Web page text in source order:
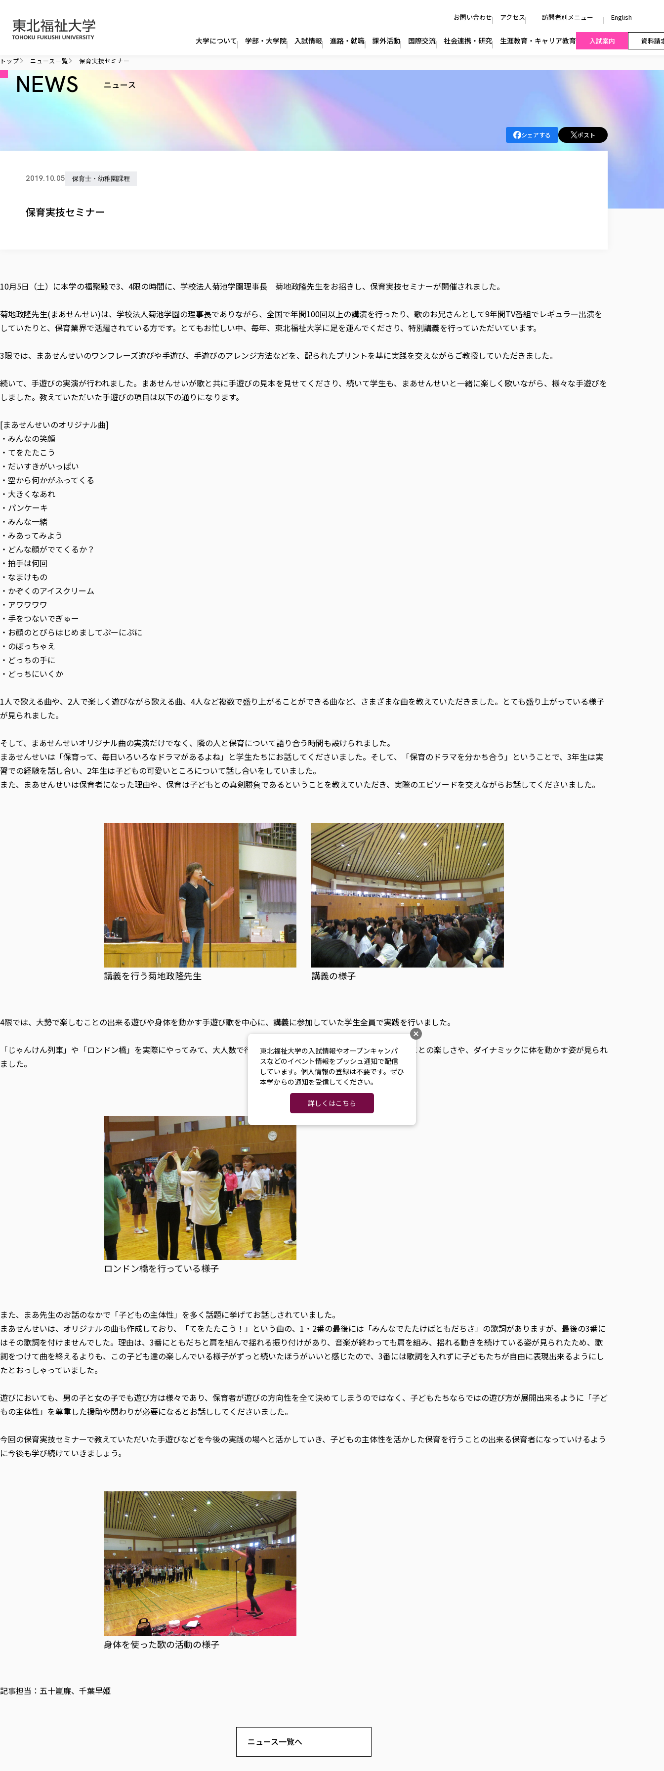
お問い合わせ アクセス 訪問者別メニュー English
大学について 学部・大学院 入試情報 進路・就職 課外活動 国際交流 社会連携・研究 生涯教育・キャリア教育 入試案内 資料請
トップ ニュース一覧 保育実技セミナー
NEWS ニュース
シェアする ポスト
2019.10.05 保育士・幼稚園課程
保育実技セミナー
10月5日（土）に本学の福聚殿で3、4限の時間に、学校法人菊池学園理事長 菊地政隆先生をお招きし、保育実技セミナーが開催されました。
菊地政隆先生(まあせんせい)は、学校法人菊池学園の理事長でありながら、全国で年間100回以上の講演を行ったり、歌のお兄さんとして9年間TV番組でレギュラー出演を
していたりと、保育業界で活躍されている方です。とてもお忙しい中、毎年、東北福祉大学に足を運んでくださり、特別講義を行っていただいています。
3限では、まあせんせいのワンフレーズ遊びや手遊び、手遊びのアレンジ方法などを、配られたプリントを基に実践を交えながらご教授していただきました。
続いて、手遊びの実演が行われました。まあせんせいが歌と共に手遊びの見本を見せてくださり、続いて学生も、まあせんせいと一緒に楽しく歌いながら、様々な手遊びを
しました。教えていただいた手遊びの項目は以下の通りになります。
[まあせんせいのオリジナル曲]
・みんなの笑顔
・てをたたこう
・だいすきがいっぱい
・空から何かがふってくる
・大きくなあれ
・パンケーキ
・みんな一緒
・みあってみよう
・どんな顔がでてくるか？
・拍手は何回
・なまけもの
・かぞくのアイスクリーム
・アワワワワ
・手をつないでぎゅー
・お顔のとびらはじめましてぷーにぷに
・のぼっちゃえ
・どっちの手に
・どっちにいくか
1人で歌える曲や、2人で楽しく遊びながら歌える曲、4人など複数で盛り上がることができる曲など、さまざまな曲を教えていただきました。とても盛り上がっている様子
が見られました。
そして、まあせんせいオリジナル曲の実演だけでなく、隣の人と保育について語り合う時間も設けられました。
まあせんせいは「保育って、毎日いろいろなドラマがあるよね」と学生たちにお話してくださいました。そして、「保育のドラマを分かち合う」ということで、3年生は実
習での経験を話し合い、2年生は子どもの可愛いところについて話し合いをしていました。
また、まあせんせいは保育者になった理由や、保育は子どもとの真剣勝負であるということを教えていただき、実際のエピソードを交えながらお話してくださいました。
講義を行う菊地政隆先生 講義の様子
4限では、大勢で楽しむことの出来る遊びや身体を動かす手遊び歌を中心に、講義に参加していた学生全員で実践を行いました。
「じゃんけん列車」や「ロンドン橋」を実際にやってみて、大人数で行うことで楽しさをより多くの人と分かち合うことの楽しさや、ダイナミックに体を動かす姿が見られ
ました。
ロンドン橋を行っている様子
また、まあ先生のお話のなかで「子どもの主体性」を多く話題に挙げてお話しされていました。
まあせんせいは、オリジナルの曲も作成しており、「てをたたこう！」という曲の、1・2番の最後には「みんなでたたけばともだちさ」の歌詞がありますが、最後の3番に
はその歌詞を付けませんでした。理由は、3番にともだちと肩を組んで揺れる振り付けがあり、音楽が終わっても肩を組み、揺れる動きを続けている姿が見られたため、歌
詞をつけて曲を終えるよりも、この子ども達の楽しんでいる様子がずっと続いたほうがいいと感じたので、3番には歌詞を入れずに子どもたちが自由に表現出来るようにし
たとおっしゃっていました。
遊びにおいても、男の子と女の子でも遊び方は様々であり、保育者が遊びの方向性を全て決めてしまうのではなく、子どもたちならではの遊び方が展開出来るように「子ど
もの主体性」を尊重した援助や関わりが必要になるとお話ししてくださいました。
今回の保育実技セミナーで教えていただいた手遊びなどを今後の実践の場へと活かしていき、子どもの主体性を活かした保育を行うことの出来る保育者になっていけるよう
に今後も学び続けていきましょう。
身体を使った歌の活動の様子
記事担当：五十嵐廉、千葉早姫
ニュース一覧へ
東北福祉大学の入試情報やオープンキャンパ
スなどのイベント情報をプッシュ通知で配信
しています。個人情報の登録は不要です。ぜひ
本学からの通知を受信してください。
詳しくはこちら